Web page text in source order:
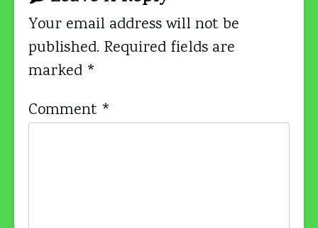
Your email address will not be
published. Required fields are
marked *
Comment *